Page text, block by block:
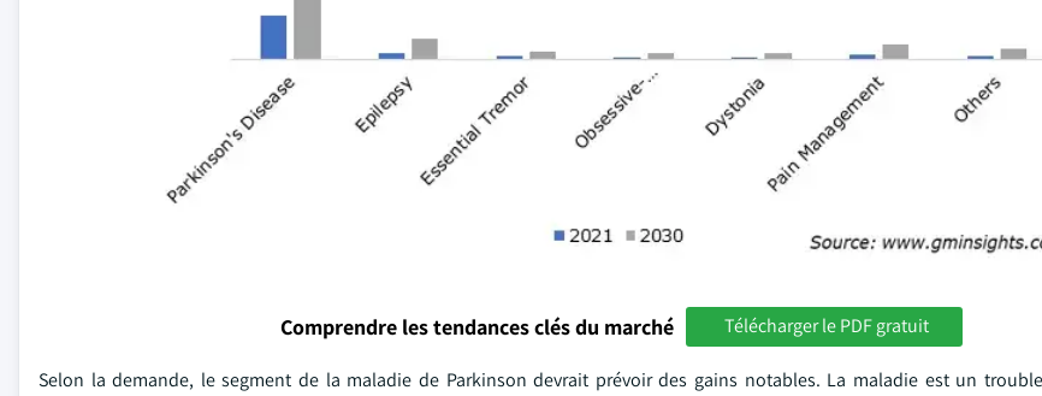
Comprendre les tendances clés du marché Télécharger le PDF gratuit
Selon la demande, le segment de la maladie de Parkinson devrait prévoir des gains notables. La maladie est un